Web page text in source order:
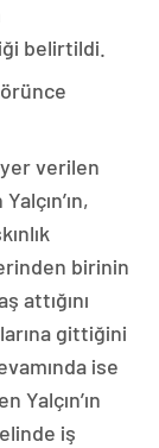
belirtildi.
verilen
birinin
attığını
gittiğini
ise
Yalçın’ın
iş